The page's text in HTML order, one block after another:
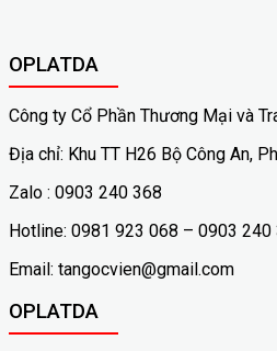
OPLATDA
Công ty Cổ Phần Thương Mại và
Địa chỉ: Khu TT H26 Bộ Công An,
Zalo : 0903 240 368
Hotline: 0981 923 068 – 0903 240
Email: tangocvien@gmail.com
OPLATDA